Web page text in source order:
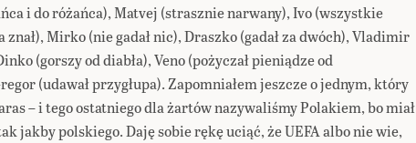
i do różańca), Matvej (strasznie narwany), Ivo (wszystkie
Mirko (nie gadał nic), Draszko (gadał za dwóch), Vladimir
(gorszy od diabła), Veno (pożyczał pieniądze od
(udawał przygłupa). Zapomniałem jeszcze o jednym, który
– i tego ostatniego dla żartów nazywaliśmy Polakiem, bo miał
jakby polskiego. Daję sobie rękę uciąć, że UEFA albo nie wie,